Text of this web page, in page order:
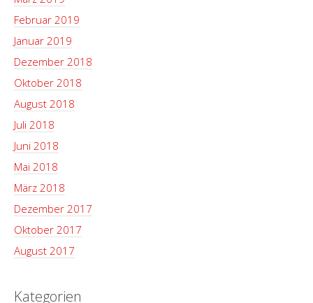
Februar 2019
Januar 2019
Dezember 2018
Oktober 2018
August 2018
Juli 2018
Juni 2018
Mai 2018
März 2018
Dezember 2017
Oktober 2017
August 2017
Kategorien